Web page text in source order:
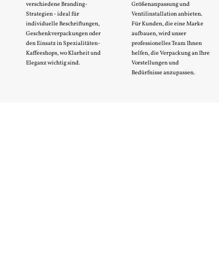
verschiedene Branding-
Strategien - ideal für
individuelle Beschriftungen,
Geschenkverpackungen oder
den Einsatz in Spezialitäten-
Kaffeeshops, wo Klarheit und
Eleganz wichtig sind.
Größenanpassung und
Ventilinstallation anbieten.
Für Kunden, die eine Marke
aufbauen, wird unser
professionelles Team Ihnen
helfen, die Verpackung an Ihre
Vorstellungen und
Bedürfnisse anzupassen.